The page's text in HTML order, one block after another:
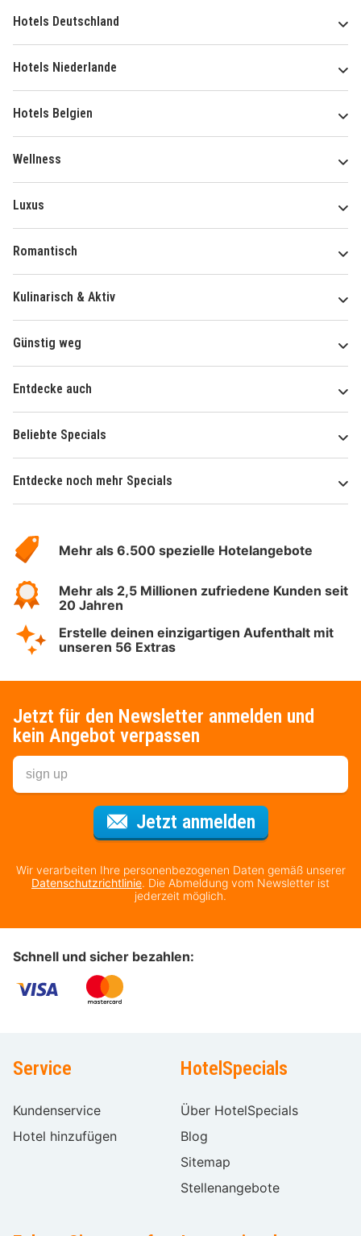
Hotels Deutschland
Hotels Niederlande
Hotels Belgien
Wellness
Luxus
Romantisch
Kulinarisch & Aktiv
Günstig weg
Entdecke auch
Beliebte Specials
Entdecke noch mehr Specials
Hotelspecials
Mehr als 6.500 spezielle Hotelangebote
Mehr als 2,5 Millionen zufriedene Kunden seit
20 Jahren
Erstelle deinen einzigartigen Aufenthalt mit
unseren 56 Extras
Jetzt für den Newsletter anmelden und
kein Angebot verpassen
Jetzt anmeldenFür den
Wir verarbeiten Ihre personenbezogenen Daten gemäß unserer
Datenschutzrichtlinie. Die Abmeldung vom Newsletter ist
jederzeit möglich.
Schnell und sicher bezahlen:
Service
Kundenservice
Hotel hinzufügen
HotelSpecials
Über HotelSpecials
Blog
Sitemap
Stellenangebote